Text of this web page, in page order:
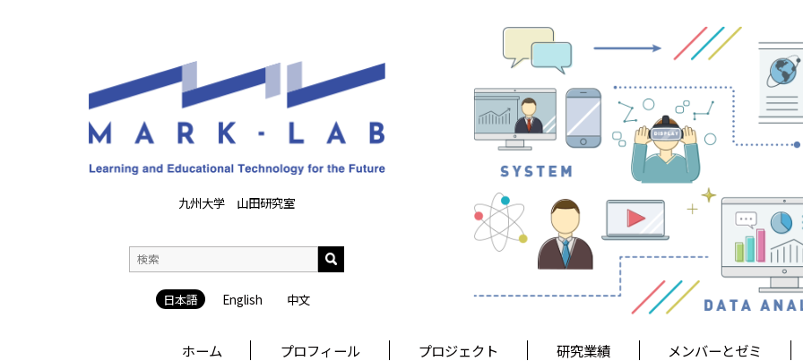
九州大学 山田研究室
日本語 English 中文
ホーム プロフィール プロジェクト 研究業績 メンバーとゼミ